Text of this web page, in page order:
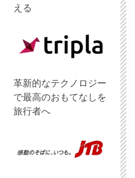
える
革新的なテクノロジー
で最高のおもてなしを
旅行者へ